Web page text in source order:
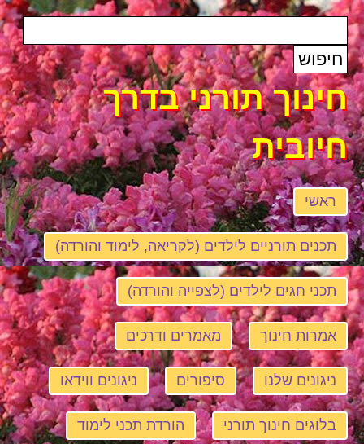
חינוך תורני בדרך
חיובית
ראשי
תכנים תורניים לילדים (לקריאה, לימוד והורדה)
תכני חגים לילדים (לצפייה והורדה)
אמרות חינוך מאמרים ודרכים
ניגונים שלנו סיפורים ניגונים ווידאו
בלוגים חינוך תורני הורדת תכני לימוד